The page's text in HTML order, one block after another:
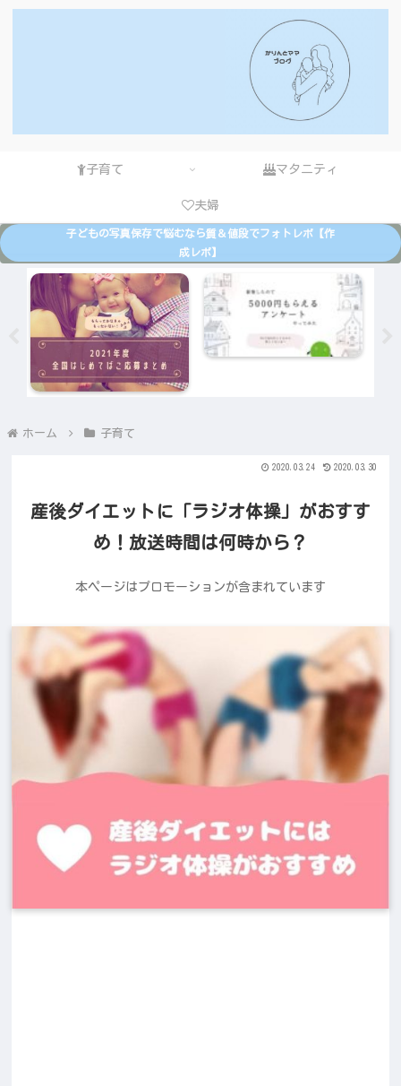
子育て マタニティ
夫婦
子どもの写真保存で悩むなら質＆値段でフォトレボ【作
成レポ】
ホーム 子育て
産後ダイエットに「ラジオ体操」がおすす
め！放送時間は何時から？
本ページはプロモーションが含まれています
2020.03.24 2020.03.30